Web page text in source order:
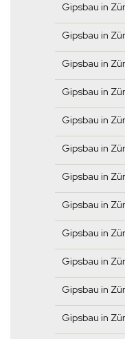
Gipsbau in
Gipsbau in
Gipsbau in
Gipsbau in
Gipsbau in
Gipsbau in
Gipsbau in
Gipsbau in
Gipsbau in
Gipsbau in
Gipsbau in
Gipsbau in